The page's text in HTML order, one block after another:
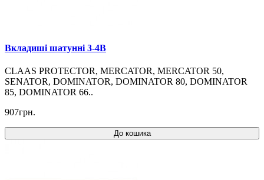
Вкладиші шатунні 3-4B
CLAAS PROTECTOR, MERCATOR, MERCATOR 50,
SENATOR, DOMINATOR, DOMINATOR 80, DOMINATOR
85, DOMINATOR 66..
907грн.
До кошика